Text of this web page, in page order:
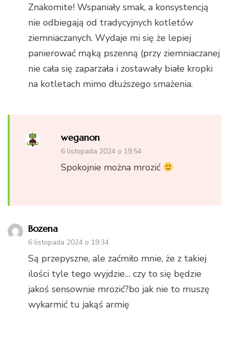
Znakomite! Wspaniały smak, a konsystencją
nie odbiegają od tradycyjnych kotletów
ziemniaczanych. Wydaje mi się że lepiej
panierować mąką pszenną (przy ziemniaczanej
nie cała się zaparzała i zostawały białe kropki
na kotletach mimo dłuższego smażenia.
weganon
6 listopada 2024 o 19:54
Spokojnie można mrozić
Bozena
6 listopada 2024 o 19:34
Są przepyszne, ale zaćmiło mnie, że z takiej
ilości tyle tego wyjdzie… czy to się będzie
jakoś sensownie mrozić?bo jak nie to muszę
wykarmić tu jakąś armię